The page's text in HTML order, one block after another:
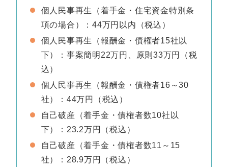
個人民事再生（着手金・住宅資金特別条
項の場合）：44万円以内（税込）
個人民事再生（報酬金・債権者15社以
下）：事案簡明22万円、原則33万円（税
込）
個人民事再生（報酬金・債権者16～30
社）：44万円（税込）
自己破産（着手金・債権者数10社以
下）：23.2万円（税込）
自己破産（着手金・債権者数11～15
社）：28.9万円（税込）